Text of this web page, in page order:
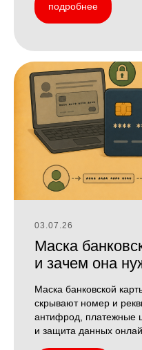
подробнее
03.07.26
Маска
и зачем она
Маска банковской
скрывают номер и
антифрод, платежные
и защита данных